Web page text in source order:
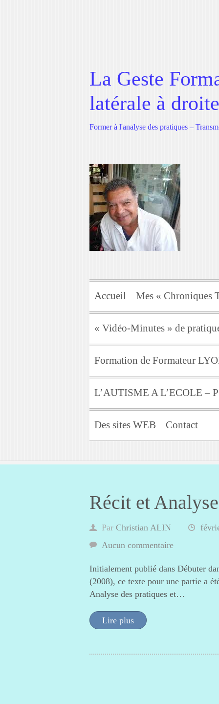
La Geste
latérale à droite
Former à l'analyse des pratiques –
Accueil Mes « Chroniques
« Vidéo-Minutes » de
Formation de Formateur
L’AUTISME A L’ECOLE –
Des sites WEB Contact
Récit et
Par Christian ALIN
Aucun commentaire
Initialement publié dans Débuter
(2008), ce texte pour une partie a
Analyse des pratiques et…
Lire plus